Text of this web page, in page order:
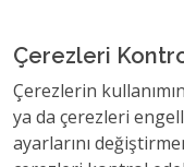
Çerezleri
Çerezlerin
ya da çerezleri
ayarlarını